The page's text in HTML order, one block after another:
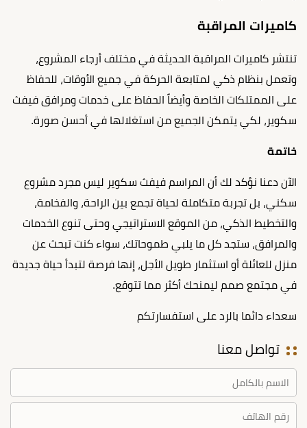
كاميرات المراقبة
تنتشر كاميرات المراقبة الحديثة في مختلف أرجاء المشروع،
وتعمل بنظام ذكي لمتابعة الحركة في جميع الأوقات، للحفاظ
على الممتلكات الخاصة وأيضاً الحفاظ على خدمات ومرافق فيفث
سكوير، لكي يتمكن الجميع من استغلالها في أحسن صورة.
خاتمة
الآن دعنا نؤكد لك أن المراسم فيفث سكوير ليس مجرد مشروع
سكني، بل تجربة متكاملة لحياة تجمع بين الراحة، والفخامة،
والتخطيط الذكي، من الموقع الاستراتيجي وحتى تنوع الخدمات
والمرافق، ستجد كل ما يلبي طموحاتك، سواء كنت تبحث عن
منزل للعائلة أو استثمار طويل الأجل، إنها فرصة لتبدأ حياة جديدة
في مجتمع صمم ليمنحك أكثر مما تتوقع.
سعداء دائما بالرد على استفسارتكم
تواصل معنا